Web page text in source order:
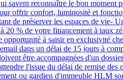
reconnaître le bon moment
offrir confort, luminosité et
de préserver les espaces de vie-
% de votre financement à taux
à saisir en exclusivité
dans un délai de 15 jours à
être accompagnées d'un
l'issue du délai de remise des
ou gardien d'immeuble HLM